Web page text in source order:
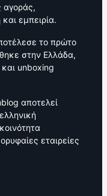
αγοράς,
εμπειρία.
το πρώτο
στην Ελλάδα,
unboxing
αποτελεί
εταιρείες